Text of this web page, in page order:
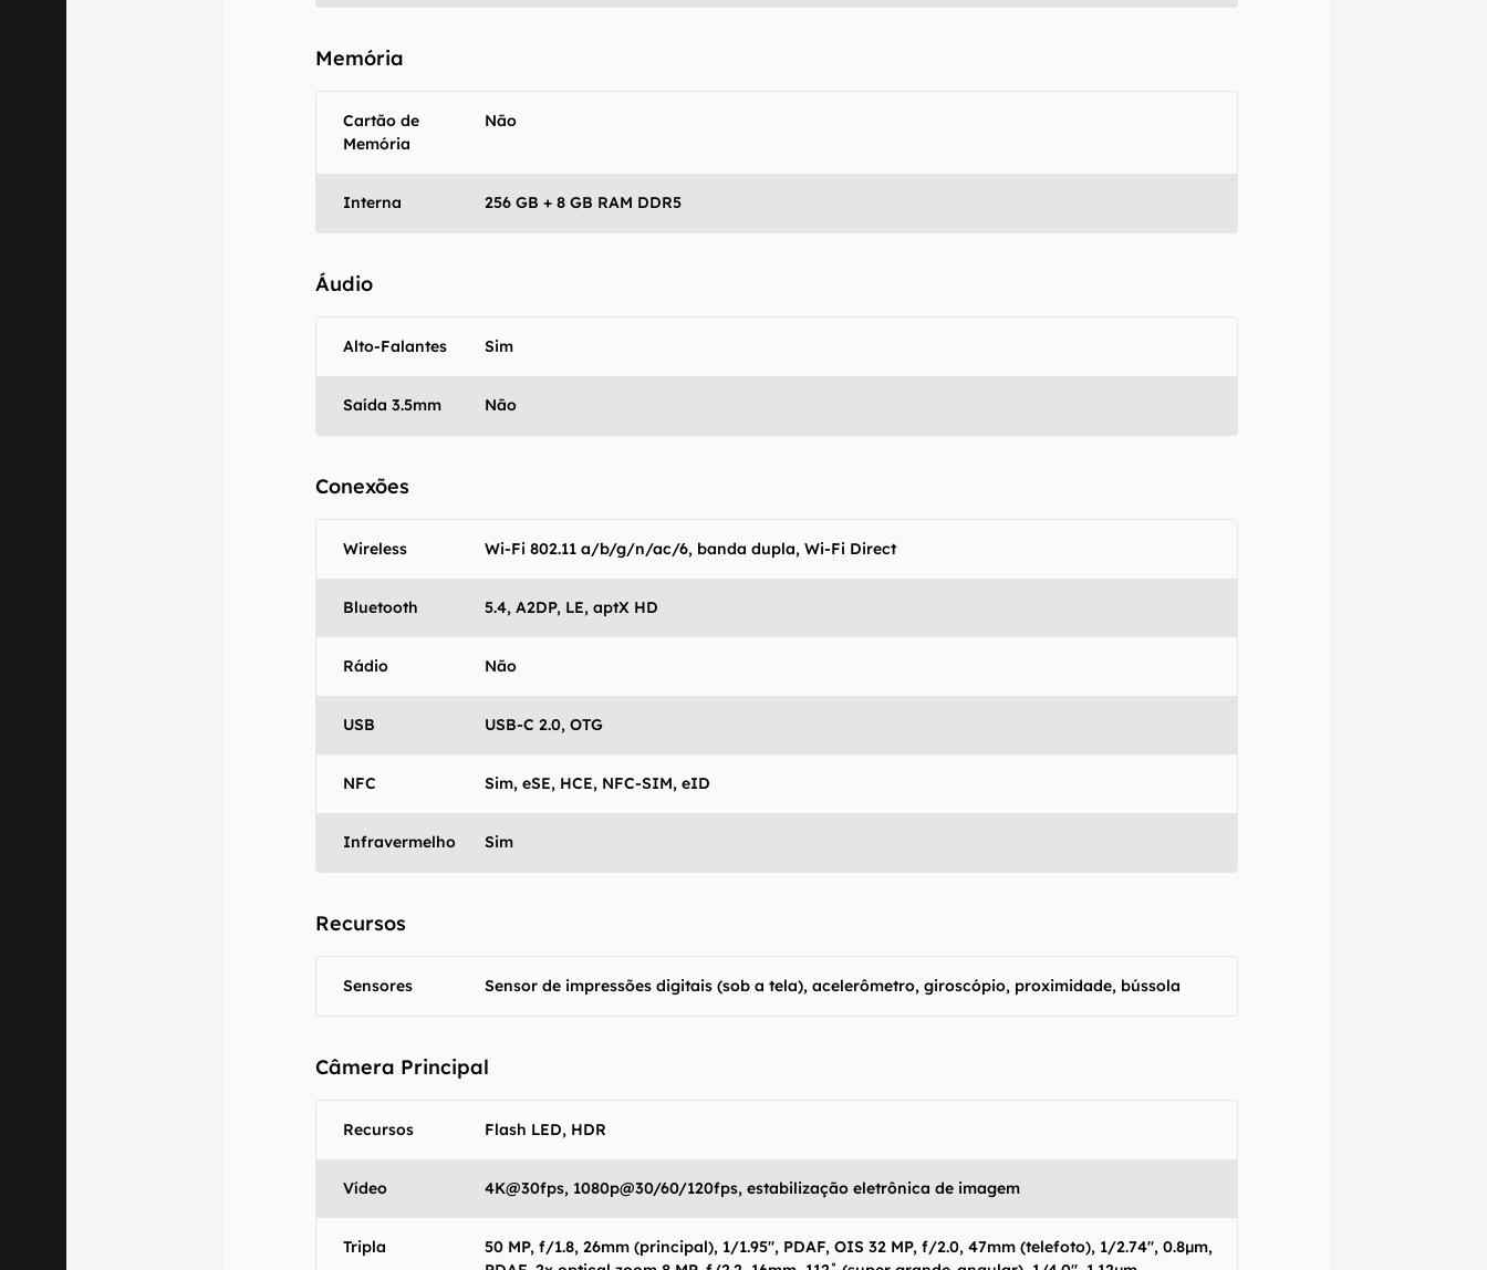
Memória
Cartão de
Memória
Não
Interna 256 GB + 8 GB RAM DDR5
Áudio
Alto-Falantes Sim
Saída 3.5mm Não
Conexões
Wireless Wi-Fi 802.11 a/b/g/n/ac/6, banda dupla, Wi-Fi Direct
Bluetooth 5.4, A2DP, LE, aptX HD
Rádio Não
USB USB-C 2.0, OTG
NFC Sim, eSE, HCE, NFC-SIM, eID
Infravermelho Sim
Recursos
Sensores Sensor de impressões digitais (sob a tela), acelerômetro, giroscópio, proximidade, bússola
Câmera Principal
Recursos Flash LED, HDR
Vídeo 4K@30fps, 1080p@30/60/120fps, estabilização eletrônica de imagem
Tripla
50 MP, f/1.8, 26mm (principal), 1/1.95", PDAF, OIS 32 MP, f/2.0, 47mm (telefoto), 1/2.74", 0.8µm,